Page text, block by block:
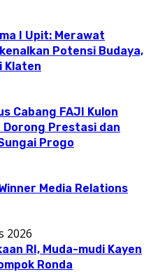
I Upit: Merawat
Potensi Budaya,
Klaten
Cabang FAJI Kulon
Prestasi dan
Progo
Media Relations
2026
RI, Muda-mudi Kayen
Ronda